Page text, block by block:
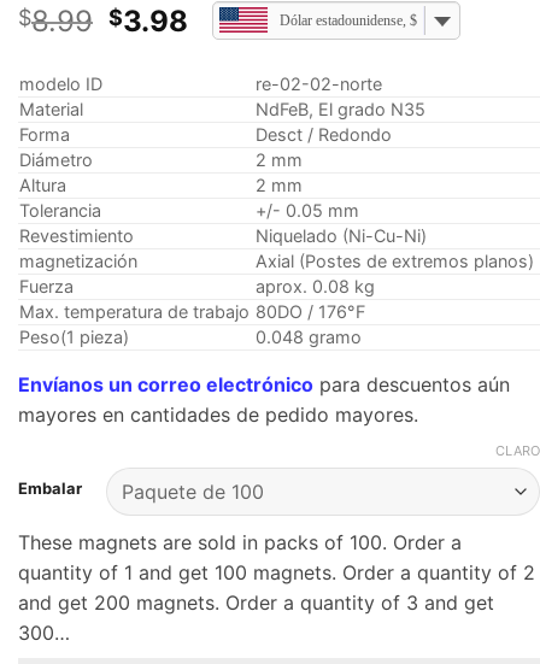
$8.99 El
$3.98
precio
actual
$3.98.
Dólar estadounidense, $
modelo ID
re-02-02-norte
Material
NdFeB, El grado N35
Forma
Desct / Redondo
Diámetro
2 mm
Altura
2 mm
Tolerancia
+/- 0.05 mm
Revestimiento
Niquelado (Ni-Cu-Ni)
magnetización
Axial (Postes de extremos planos)
Fuerza
aprox. 0.08 kg
Max. temperatura de trabajo 80DO / 176°F
Peso(1 pieza)
0.048 gramo
Envíanos un correo electrónico para descuentos aún
mayores en cantidades de pedido mayores.
Embalar
CLARO
These magnets are sold in packs of 100. Order a
quantity of 1 and get 100 magnets. Order a quantity of 2
and get 200 magnets. Order a quantity of 3 and get
300…